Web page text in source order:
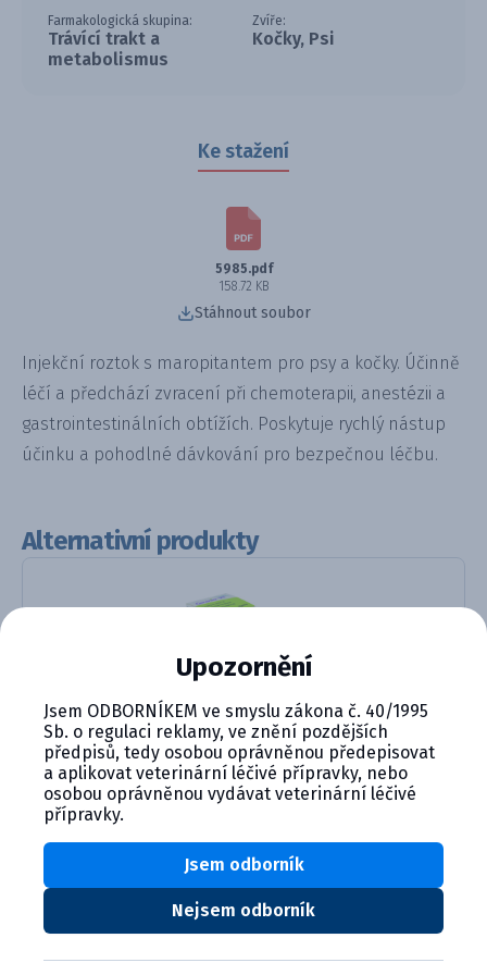
Farmakologická skupina:
Trávící trakt a
metabolismus
Zvíře:
Kočky, Psi
Ke stažení
5985.pdf
158.72 KB
Stáhnout soubor
Injekční roztok s maropitantem pro psy a kočky. Účinně
léčí a předchází zvracení při chemoterapii, anestézii a
gastrointestinálních obtížích. Poskytuje rychlý nástup
účinku a pohodlné dávkování pro bezpečnou léčbu.
Alternativní produkty
CERENIA 10 mg/ml injekční rozt...
CYMEDICA PLUS: VĚRNOST, KTERÁ
Upozornění
Jsem ODBORNÍKEM ve smyslu zákona č. 40/1995
Sb. o regulaci reklamy, ve znění pozdějších
předpisů, tedy osobou oprávněnou předepisovat
a aplikovat veterinární léčivé přípravky, nebo
osobou oprávněnou vydávat veterinární léčivé
přípravky.
Nejsem odborník
Jsem odborník